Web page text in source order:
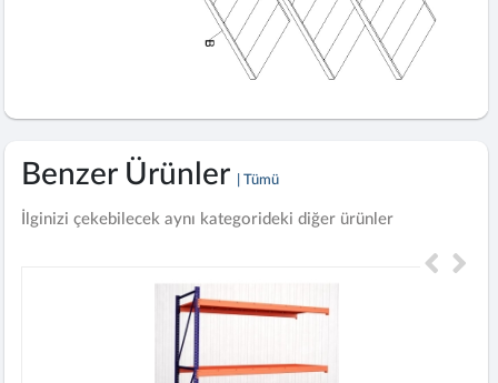
Benzer Ürünler | Tümü
İlginizi çekebilecek aynı kategorideki diğer ürünler